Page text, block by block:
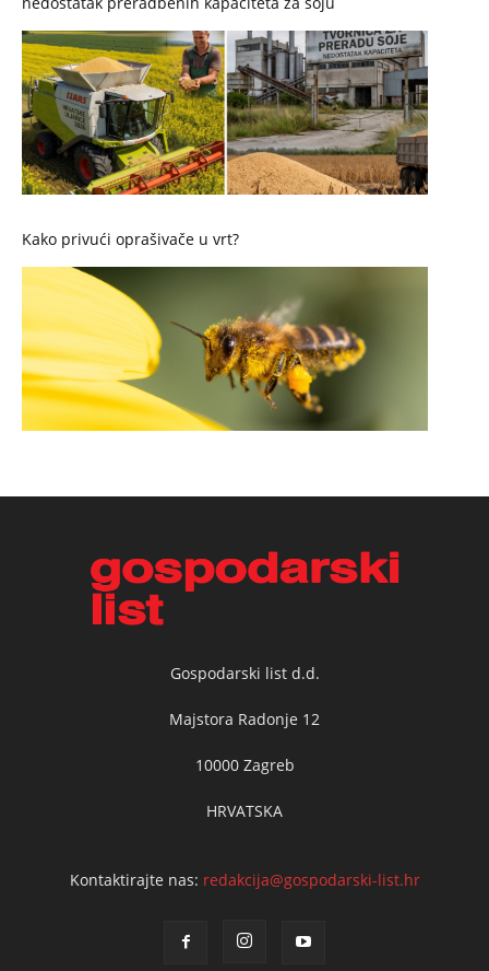
Kako privući oprašivače u vrt?
Gospodarski list d.d.
Majstora Radonje 12
10000 Zagreb
HRVATSKA
Kontaktirajte nas: redakcija@gospodarski-list.hr